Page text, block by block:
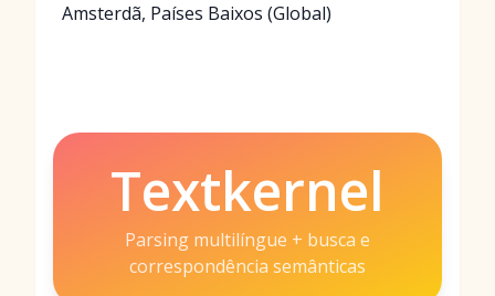
Amsterdã, Países Baixos (Global)
Textkernel
Parsing multilíngue + busca e
correspondência semânticas